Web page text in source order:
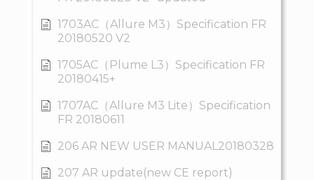
1703AC（Allure M3）Specification FR
20180520 V2
1705AC（Plume L3）Specification FR
20180415+
1707AC（Allure M3 Lite）Specification
FR 20180611
206 AR NEW USER MANUAL20180328
207 AR update(new CE report)